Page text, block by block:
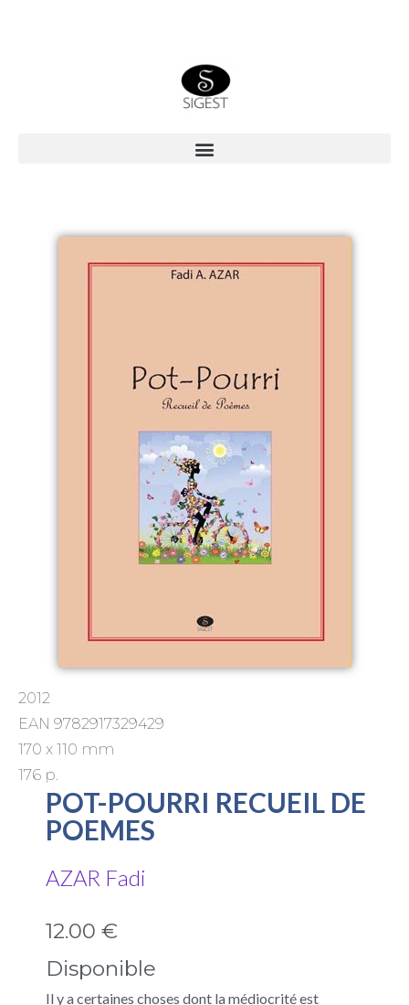
2012
EAN 9782917329429
170 x 110 mm
176 p.
POT-POURRI RECUEIL DE
POEMES
AZAR Fadi
12.00 €
Disponible
Il y a certaines choses dont la médiocrité est